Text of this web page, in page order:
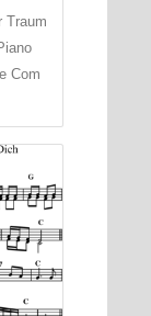
Traum
Com